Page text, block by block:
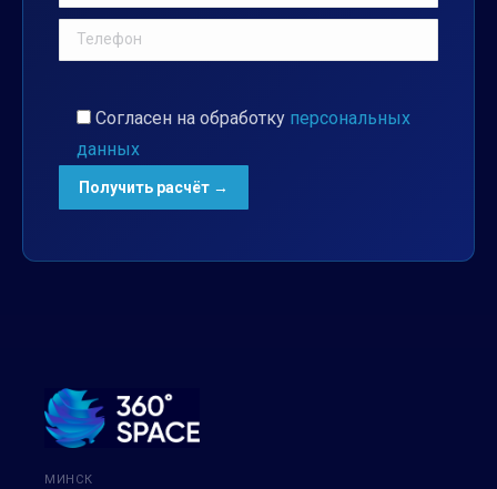
Согласен на обработку персональных
данных
МИНСК